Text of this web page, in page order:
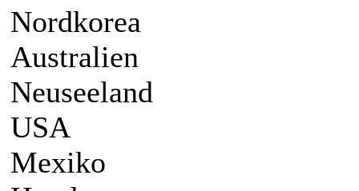
Nordkorea
Australien
Neuseeland
USA
Mexiko